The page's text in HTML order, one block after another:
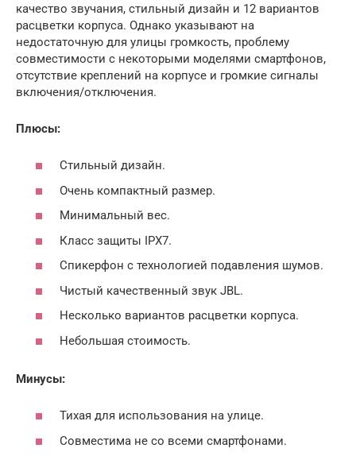
качество звучания, стильный дизайн и 12 вариантов
расцветки корпуса. Однако указывают на
недостаточную для улицы громкость, проблему
совместимости с некоторыми моделями смартфонов,
отсутствие креплений на корпусе и громкие сигналы
включения/отключения.
Плюсы:
Стильный дизайн.
Очень компактный размер.
Минимальный вес.
Класс защиты IPX7.
Спикерфон с технологией подавления шумов.
Чистый качественный звук JBL.
Несколько вариантов расцветки корпуса.
Небольшая стоимость.
Минусы:
Тихая для использования на улице.
Совместима не со всеми смартфонами.